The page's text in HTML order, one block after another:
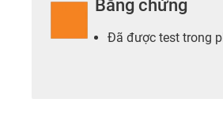
Bằng chứng
Đã được test trong